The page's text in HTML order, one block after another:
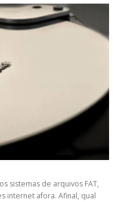
sistemas de arquivos FAT,
internet afora. Afinal, qual